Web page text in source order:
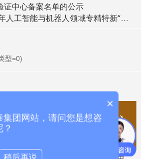
工
门
证中心备案名单的公示
器人领域专精特新“小巨人”企业额外奖补资金项目资助计划的公示
型=0)
×
集团网站，请问您是想咨